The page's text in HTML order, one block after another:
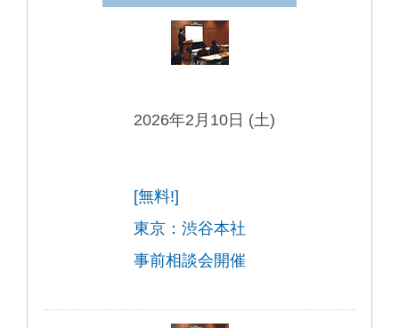
2026年2月10日 (土)
[無料!]
東京：渋谷本社
事前相談会開催